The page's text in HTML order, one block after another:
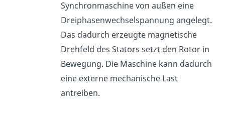
Synchronmaschine von außen eine
Dreiphasenwechselspannung angelegt.
Das dadurch erzeugte magnetische
Drehfeld des Stators setzt den Rotor in
Bewegung. Die Maschine kann dadurch
eine externe mechanische Last
antreiben.